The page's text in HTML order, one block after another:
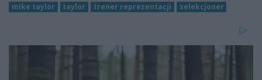
mike taylor taylor trener reprezentacji selekcjoner